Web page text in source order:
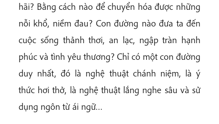
hãi? Bằng cách nào để chuyển hóa được những
nỗi khổ, niềm đau? Con đường nào đưa ta đến
cuộc sống thảnh thơi, an lạc, ngập tràn hạnh
phúc và tình yêu thương? Chỉ có một con đường
duy nhất, đó là nghệ thuật chánh niệm, là ý
thức hơi thở, là nghệ thuật lắng nghe sâu và sử
dụng ngôn từ ái ngữ…